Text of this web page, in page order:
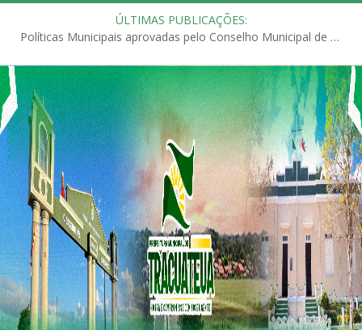
ÚLTIMAS PUBLICAÇÕES:
Políticas Municipais aprovadas pelo Conselho Municipal de Educação (CME)